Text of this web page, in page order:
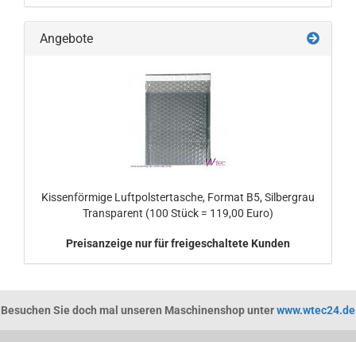
Angebote
Kissenförmige Luftpolstertasche, Format B5, Silbergrau
Transparent (100 Stück = 119,00 Euro)
Preisanzeige nur für freigeschaltete Kunden
Besuchen Sie doch mal unseren Maschinenshop unterwww.wtec24.de